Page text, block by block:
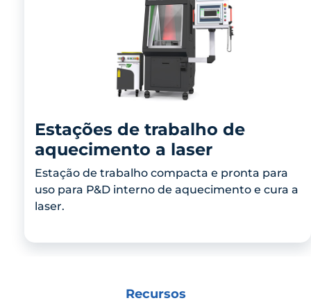
Estações de trabalho de
aquecimento a laser
Estação de trabalho compacta e pronta para
uso para P&D interno de aquecimento e cura a
laser.
Recursos